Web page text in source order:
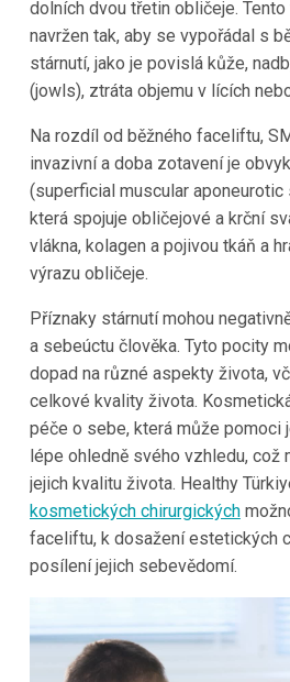
dolních dvou třetin obličeje. Tento
navržen tak, aby se vypořádal s
stárnutí, jako je povislá kůže,
(jowls), ztráta objemu v lících
Na rozdíl od běžného faceliftu,
invazivní a doba zotavení je
(superficial muscular
která spojuje obličejové a krční
vlákna, kolagen a pojivou tkáň a
výrazu obličeje.
Příznaky stárnutí mohou
a sebeúctu člověka. Tyto pocity
dopad na různé aspekty života,
celkové kvality života.
péče o sebe, která může pomoci
lépe ohledně svého vzhledu,
jejich kvalitu života. Healthy
kosmetických chirurgických
faceliftu, k dosažení estetických
posílení jejich sebevědomí.